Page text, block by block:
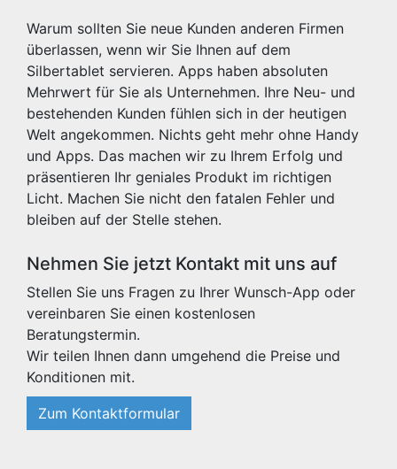
Warum sollten Sie neue Kunden anderen Firmen
überlassen, wenn wir Sie Ihnen auf dem
Silbertablet servieren. Apps haben absoluten
Mehrwert für Sie als Unternehmen. Ihre Neu- und
bestehenden Kunden fühlen sich in der heutigen
Welt angekommen. Nichts geht mehr ohne Handy
und Apps. Das machen wir zu Ihrem Erfolg und
präsentieren Ihr geniales Produkt im richtigen
Licht. Machen Sie nicht den fatalen Fehler und
bleiben auf der Stelle stehen.
Nehmen Sie jetzt Kontakt mit uns auf
Stellen Sie uns Fragen zu Ihrer Wunsch-App oder
vereinbaren Sie einen kostenlosen
Beratungstermin.
Wir teilen Ihnen dann umgehend die Preise und
Konditionen mit.
Zum Kontaktformular